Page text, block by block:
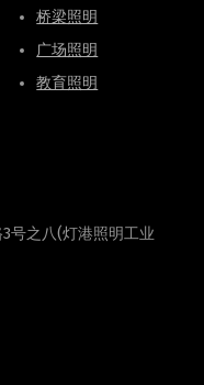
桥梁照明
广场照明
教育照明
号之八(灯港照明工业